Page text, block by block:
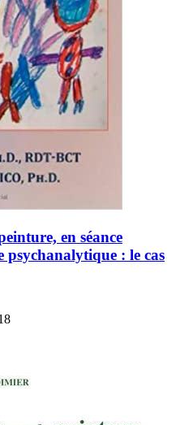
en séance
psychanalytique : le cas